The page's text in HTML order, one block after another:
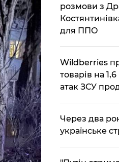
розмови з
для ППО
Wildberries
товарів на
атак ЗСУ
Через два
українське